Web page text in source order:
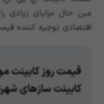
عین حال مزایای زیادی
اقتصادی توجیه کننده
قیمت روز کابینت
کابینت سازهای